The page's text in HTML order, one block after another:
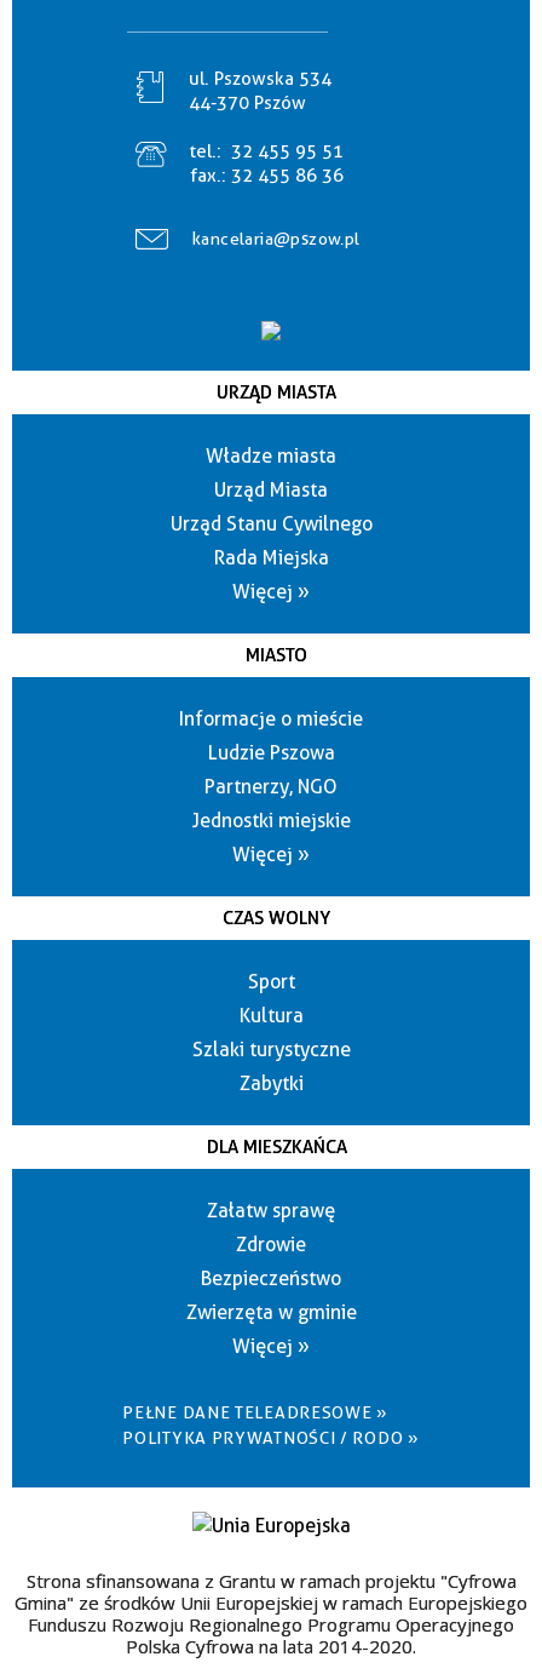
ul. Pszowska 534
44-370 Pszów
tel.: 32 455 95 51
fax.: 32 455 86 36
kancelaria@pszow.pl
URZĄD MIASTA
Władze miasta
Urząd Miasta
Urząd Stanu Cywilnego
Rada Miejska
Więcej »
MIASTO
Informacje o mieście
Ludzie Pszowa
Partnerzy, NGO
Jednostki miejskie
Więcej »
CZAS WOLNY
Sport
Kultura
Szlaki turystyczne
Zabytki
DLA MIESZKAŃCA
Załatw sprawę
Zdrowie
Bezpieczeństwo
Zwierzęta w gminie
Więcej »
PEŁNE DANE TELEADRESOWE »
POLITYKA PRYWATNOŚCI / RODO »
Strona sfinansowana z Grantu w ramach projektu "Cyfrowa
Gmina" ze środków Unii Europejskiej w ramach Europejskiego
Funduszu Rozwoju Regionalnego Programu Operacyjnego
Polska Cyfrowa na lata 2014-2020.